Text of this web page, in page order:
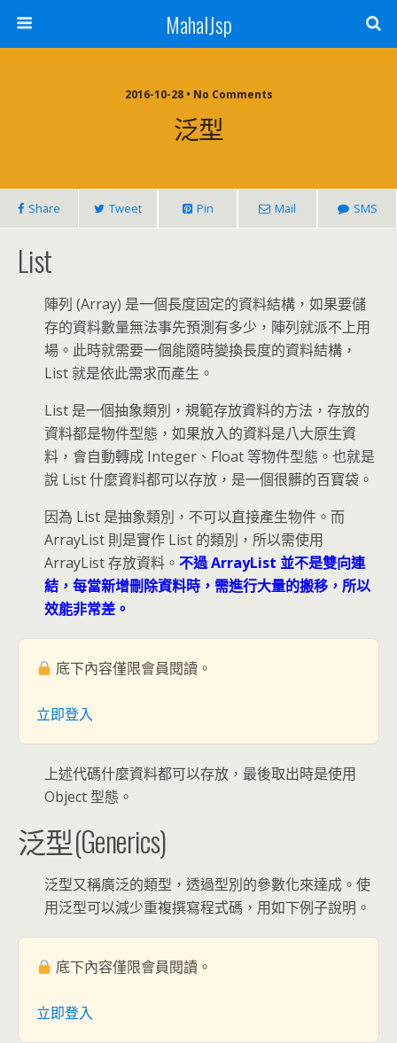
MahalJsp
2016-10-28 • No Comments
泛型
Share Tweet Pin Mail SMS
List
陣列 (Array) 是一個長度固定的資料結構，如果要儲
存的資料數量無法事先預測有多少，陣列就派不上用
場。此時就需要一個能隨時變換長度的資料結構，
List 就是依此需求而產生。
List 是一個抽象類別，規範存放資料的方法，存放的
資料都是物件型態，如果放入的資料是八大原生資
料，會自動轉成 Integer、Float 等物件型態。也就是
說 List 什麼資料都可以存放，是一個很髒的百寶袋。
因為 List 是抽象類別，不可以直接產生物件。而
ArrayList 則是實作 List 的類別，所以需使用
ArrayList 存放資料。 不過 ArrayList 並不是雙向連
結，每當新增刪除資料時，需進行大量的搬移，所以
效能非常差。
底下內容僅限會員閱讀。
立即登入
上述代碼什麼資料都可以存放，最後取出時是使用
Object 型態。
泛型(Generics)
泛型又稱廣泛的類型，透過型別的參數化來達成。使
用泛型可以減少重複撰寫程式碼，用如下例子說明。
底下內容僅限會員閱讀。
立即登入